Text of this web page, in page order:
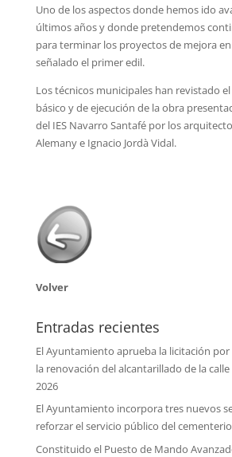
Uno de los aspectos donde hemos ido
últimos años y donde pretendemos
para terminar los proyectos de mejora
señalado el primer edil.
Los técnicos municipales han revistado
básico y de ejecución de la obra
del IES Navarro Santafé por los
Alemany e Ignacio Jordà Vidal.
Volver
Entradas recientes
El Ayuntamiento aprueba la licitación por
la renovación del alcantarillado de la calle
2026
El Ayuntamiento incorpora tres nuevos
reforzar el servicio público del cementerio
Constituido el Puesto de Mando